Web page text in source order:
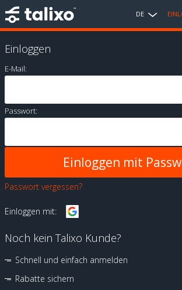
DE
Einloggen
E-Mail:
Passwort:
Passwort vergessen?
Einloggen mit:
Noch kein Talixo Kunde?
Schnell und einfach anmelden
Rabatte sichern